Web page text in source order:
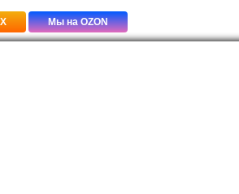
Мы на OZON